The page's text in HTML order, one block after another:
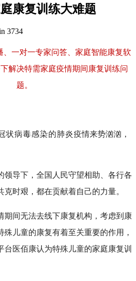
康复训练大难题
3734
、一对一专家问答、家庭智能康复软
解决特需家庭疫情期间康复训练问
题。
状病毒感染的肺炎疫情来势汹汹，
领导下，全国人民守望相助、各行各
时艰，都在贡献着自己的力量。
期间无法去线下康复机构 ，考虑到康
殊儿童的康复有着至关重要的作用 ，
台医佰康认为特殊儿童的家庭康复训